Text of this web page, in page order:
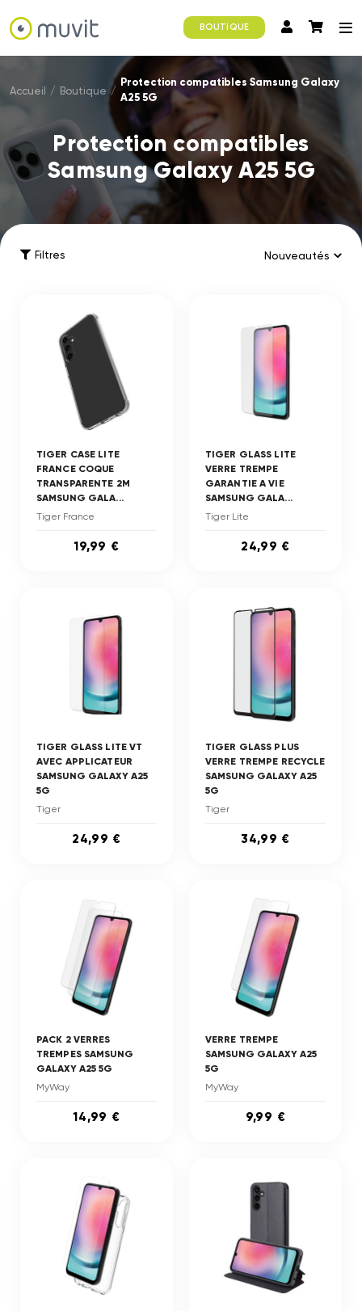
BOUTIQUE
Accueil / Boutique /
Protection compatibles Samsung Galaxy
A25 5G
Protection compatibles
Samsung Galaxy A25 5G
Filtres
TIGER CASE LITE
FRANCE COQUE
TRANSPARENTE 2M
SAMSUNG GALA...
Tiger France
19,99 €
TIGER GLASS LITE
VERRE TREMPE
GARANTIE A VIE
SAMSUNG GALA...
Tiger Lite
24,99 €
TIGER GLASS LITE VT
AVEC APPLICATEUR
SAMSUNG GALAXY A25
5G
Tiger
24,99 €
TIGER GLASS PLUS
VERRE TREMPE RECYCLE
SAMSUNG GALAXY A25
5G
Tiger
34,99 €
PACK 2 VERRES
TREMPES SAMSUNG
GALAXY A25 5G
MyWay
14,99 €
VERRE TREMPE
SAMSUNG GALAXY A25
5G
MyWay
9,99 €